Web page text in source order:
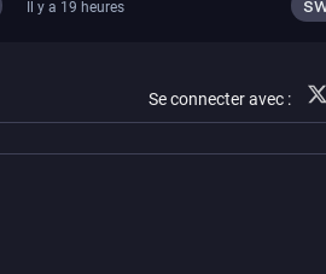
Il y a 19 heures
Se connecter avec :